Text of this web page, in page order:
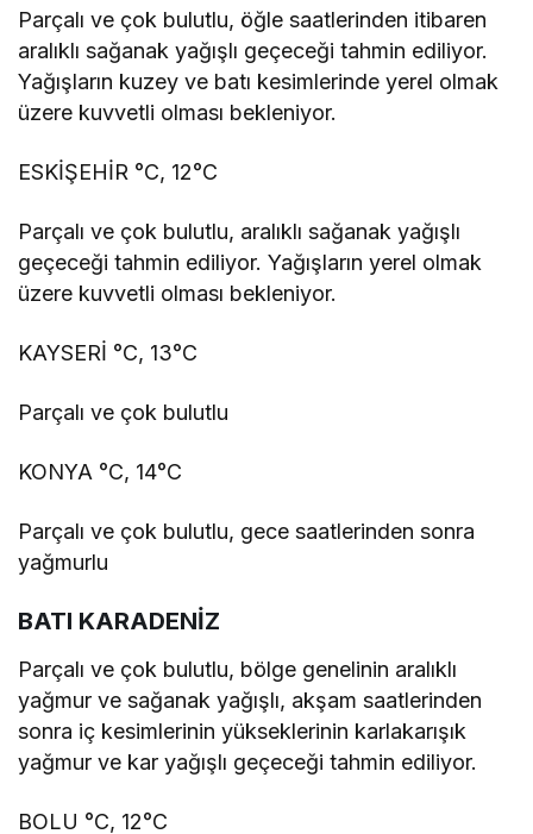
Parçalı ve çok bulutlu, öğle saatlerinden itibaren
aralıklı sağanak yağışlı geçeceği tahmin ediliyor.
Yağışların kuzey ve batı kesimlerinde yerel olmak
üzere kuvvetli olması bekleniyor.
ESKİŞEHİR °C, 12°C
Parçalı ve çok bulutlu, aralıklı sağanak yağışlı
geçeceği tahmin ediliyor. Yağışların yerel olmak
üzere kuvvetli olması bekleniyor.
KAYSERİ °C, 13°C
Parçalı ve çok bulutlu
KONYA °C, 14°C
Parçalı ve çok bulutlu, gece saatlerinden sonra
yağmurlu
BATI KARADENİZ
Parçalı ve çok bulutlu, bölge genelinin aralıklı
yağmur ve sağanak yağışlı, akşam saatlerinden
sonra iç kesimlerinin yükseklerinin karlakarışık
yağmur ve kar yağışlı geçeceği tahmin ediliyor.
BOLU °C, 12°C